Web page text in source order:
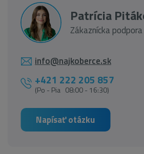
Patrícia
Zákaznícka podpora
info@najkoberce.sk
+421 222 205 857
(Po - Pia 08:00 - 16:30)
Napísať otázku